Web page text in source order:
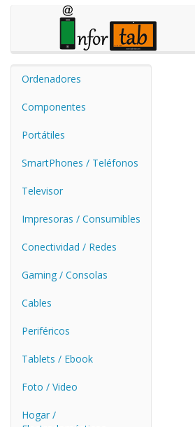
Ordenadores
Componentes
Portátiles
SmartPhones / Teléfonos
Televisor
Impresoras / Consumibles
Conectividad / Redes
Gaming / Consolas
Cables
Periféricos
Tablets / Ebook
Foto / Video
Hogar /